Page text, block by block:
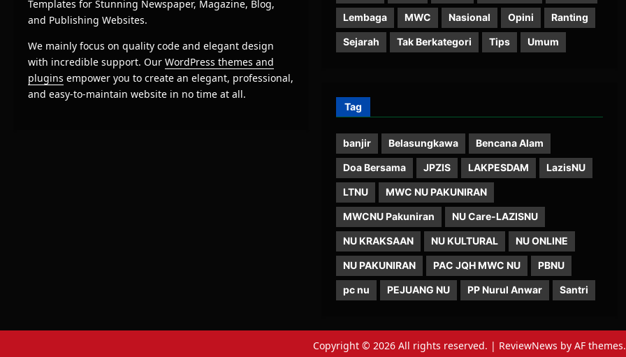
We mainly focus on quality code and elegant design
with incredible support. Our WordPress themes and
plugins empower you to create an elegant, professional,
and easy-to-maintain website in no time at all.
Lembaga MWC Nasional Opini Ranting
Sejarah Tak Berkategori Tips Umum
Tag
banjir Belasungkawa Bencana Alam
Doa Bersama JPZIS LAKPESDAM LazisNU
LTNU MWC NU PAKUNIRAN
MWCNU Pakuniran NU Care-LAZISNU
NU KRAKSAAN NU KULTURAL NU ONLINE
NU PAKUNIRAN PAC JQH MWC NU PBNU
pc nu PEJUANG NU PP Nurul Anwar Santri
Copyright © 2026 All rights reserved. | ReviewNews by AF themes.